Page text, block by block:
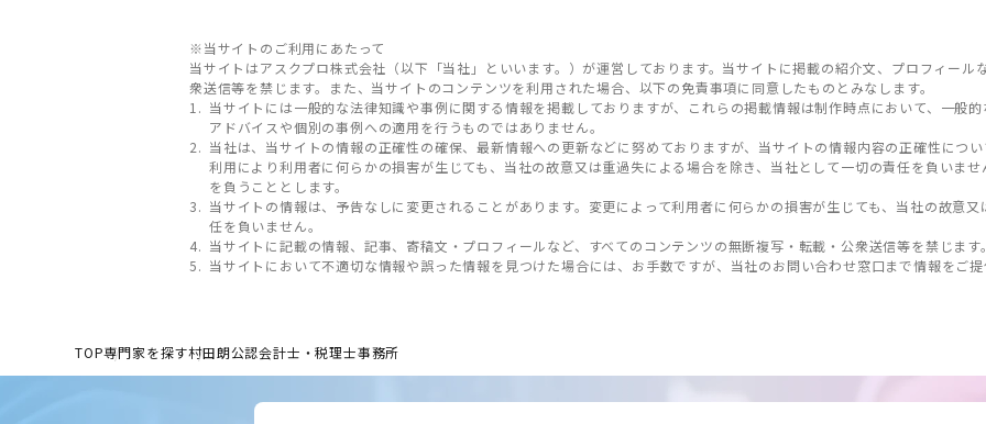
※当サイトのご利用にあたって
当サイトはアスクプロ株式会社（以下「当社」といいます。）が運営しております。当サイトに掲載の紹介文、プロフィール
衆送信等を禁じます。また、当サイトのコンテンツを利用された場合、以下の免責事項に同意したものとみなします。
当サイトには一般的な法律知識や事例に関する情報を掲載しておりますが、これらの掲載情報は制作時点において、一般
アドバイスや個別の事例への適用を行うものではありません。
当社は、当サイトの情報の正確性の確保、最新情報への更新などに努めておりますが、当サイトの情報内容の正確性につ
利用により利用者に何らかの損害が生じても、当社の故意又は重過失による場合を除き、当社として一切の責任を負いま
を負うこととします。
当サイトの情報は、予告なしに変更されることがあります。変更によって利用者に何らかの損害が生じても、当社の故意
任を負いません。
当サイトに記載の情報、記事、寄稿文・プロフィールなど、すべてのコンテンツの無断複写・転載・公衆送信等を禁じます
当サイトにおいて不適切な情報や誤った情報を見つけた場合には、お手数ですが、当社のお問い合わせ窓口まで情報をご
TOP専門家を探す村田朗公認会計士・税理士事務所